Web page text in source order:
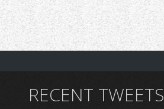
RECENT TWEETS